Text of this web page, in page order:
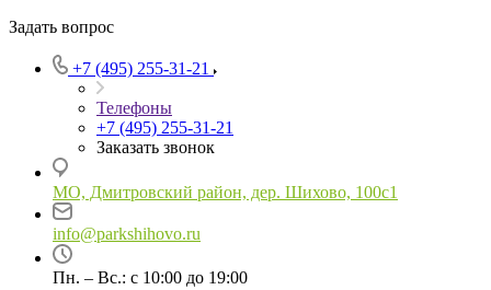
Задать вопрос
+7 (495) 255-31-21
Телефоны
+7 (495) 255-31-21
Заказать звонок
МО, Дмитровский район, дер. Шихово, 100с1
info@parkshihovo.ru
Пн. – Вс.: с 10:00 до 19:00